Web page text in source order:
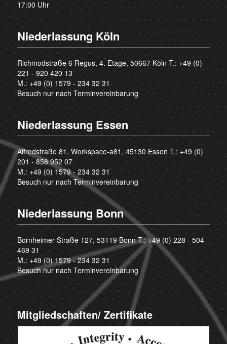
17:00 Uhr
Niederlassung Köln
Richmodstraße 6 Regus, 4. Etage, 50667 Köln T.: +49 (0)
221 - 920 420 13
M.: +49 (0) 1579 - 234 32 31
Besuch nur nach Terminvereinbarung
Niederlassung Essen
Alfredstraße 81, Workspace-a81, 45130 Essen T.: +49 (0)
201 - 858 952 07
M.: +49 (0) 1579 - 234 32 31
Besuch nur nach Terminvereinbarung
Niederlassung Bonn
Bornheimer Straße 127, 53119 Bonn T.:+49 (0) 228 - 504
469 31
M.: +49 (0) 1579 - 234 32 31
Besuch nur nach Terminvereinbarung
Mitgliedschaften/ Zertifikate